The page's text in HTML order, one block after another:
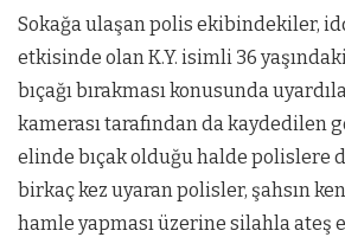
Sokağa ulaşan polis ekibindekiler,
etkisinde olan K.Y. isimli 36
bıçağı bırakması konusunda
kamerası tarafından da kaydedilen
elinde bıçak olduğu halde polislere
birkaç kez uyaran polisler, şahsın
hamle yapması üzerine silahla ateş